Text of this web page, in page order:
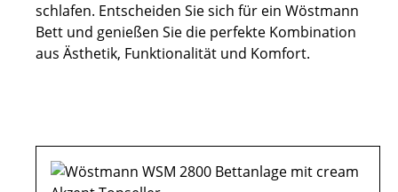
schlafen. Entscheiden Sie sich für ein Wöstmann
Bett und genießen Sie die perfekte Kombination
aus Ästhetik, Funktionalität und Komfort.